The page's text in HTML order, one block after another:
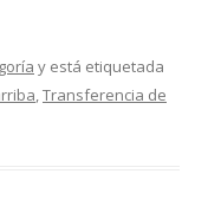
y está etiquetada
Transferencia de